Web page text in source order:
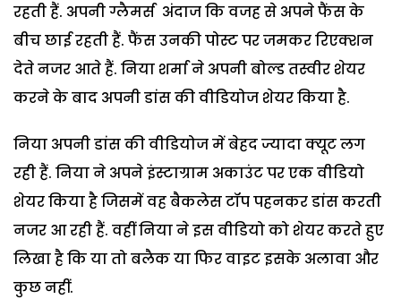
रहती हैं. अपनी ग्लैमर्स अंदाज कि वजह से अपने फैंस के
बीच छाई रहती हैं. फैंस उनकी पोस्ट पर जमकर रिएक्शन
देते नजर आते हैं. निया शर्मा ने अपनी बोल्ड तस्वीर शेयर
करने के बाद अपनी डांस की वीडियोज शेयर किया है.
निया अपनी डांस की वीडियोज में बेहद ज्यादा क्यूट लग
रही हैं. निया ने अपने इंस्टाग्राम अकाउंट पर एक वीडियो
शेयर किया है जिसमें वह बैकलेस टॉप पहनकर डांस करती
नजर आ रही हैं. वहीं निया ने इस वीडियो को शेयर करते हुए
लिखा है कि या तो बलैक या फिर वाइट इसके अलावा और
कुछ नहीं.